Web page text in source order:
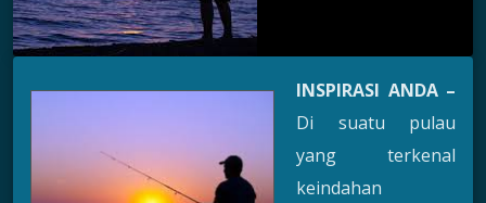
INSPIRASI ANDA –
Di suatu pulau
yang terkenal
keindahan